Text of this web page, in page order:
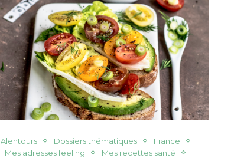
Alentours Dossiers thématiques
France
Mes adresses feeling
Mes recettes santé